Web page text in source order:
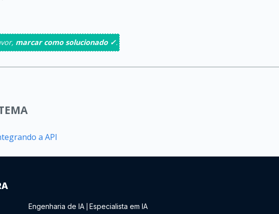
marcar como solucionado ✓.
a API
Engenharia de IA Especialista em IA